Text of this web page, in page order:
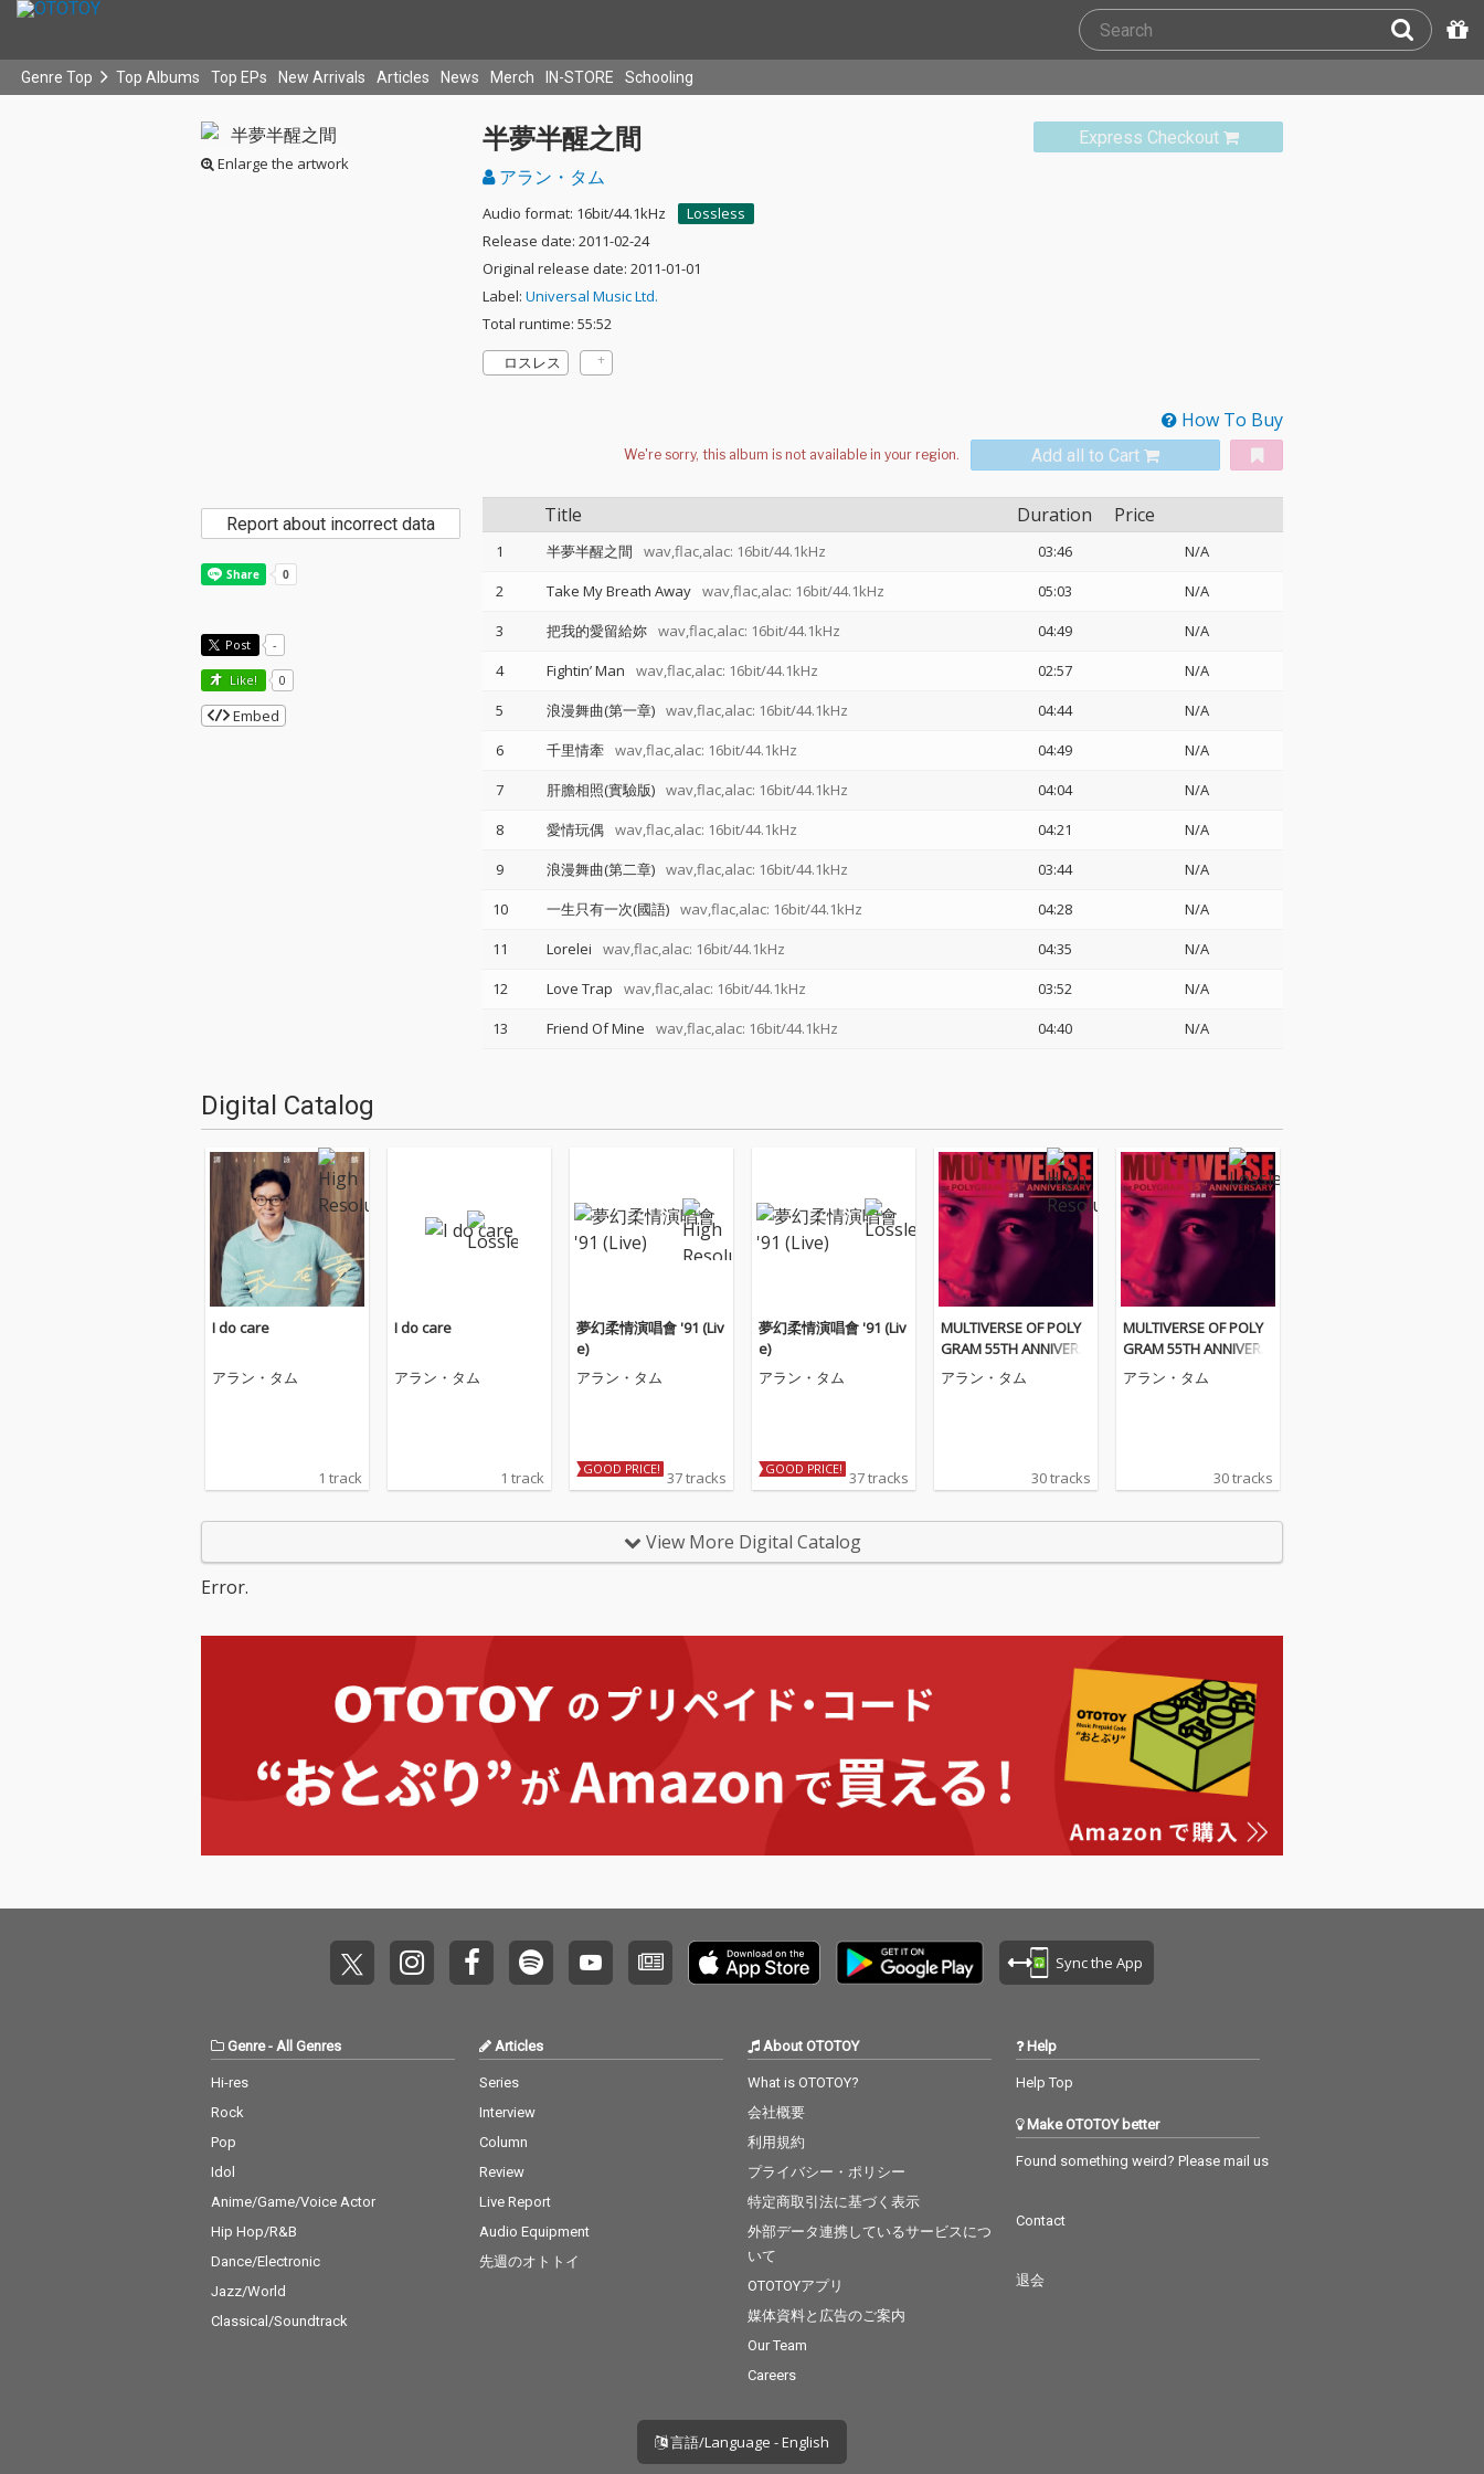
Genre Top Top Albums Top EPs New Arrivals Articles News Merch IN-STORE Schooling
Enlarge the artwork
Express Checkout
半夢半醒之間
アラン・タム
Audio format: 16bit/44.1kHz
Lossless
Release date: 2011-02-24
Original release date: 2011-01-01
Label: Universal Music Ltd.
Total runtime: 55:52
ロスレス
How To Buy
Add all to Cart
Title Duration Price
1 半夢半醒之間 wav,flac,alac: 16bit/44.1kHz 03:46
N/A
2
Take My Breath Away wav,flac,alac: 16bit/44.1kHz 05:03
N/A
3
把我的愛留給妳 wav,flac,alac: 16bit/44.1kHz 04:49
N/A
4
Fightin’ Man wav,flac,alac: 16bit/44.1kHz 02:57
N/A
5
浪漫舞曲(第一章) wav,flac,alac: 16bit/44.1kHz 04:44
N/A
6
千里情牽 wav,flac,alac: 16bit/44.1kHz 04:49
N/A
7
肝膽相照(實驗版) wav,flac,alac: 16bit/44.1kHz 04:04
N/A
8
愛情玩偶 wav,flac,alac: 16bit/44.1kHz 04:21
N/A
9
浪漫舞曲(第二章) wav,flac,alac: 16bit/44.1kHz 03:44
N/A
10
一生只有一次(國語) wav,flac,alac: 16bit/44.1kHz 04:28
N/A
11
Lorelei wav,flac,alac: 16bit/44.1kHz 04:35
N/A
12
Love Trap wav,flac,alac: 16bit/44.1kHz 03:52
N/A
13
Friend Of Mine wav,flac,alac: 16bit/44.1kHz 04:40 N/A
Report about incorrect data
Post -
Like! 0
Embed
Digital Catalog
I do care
アラン・タム
1 track
I do care
アラン・タム
1 track
夢幻柔情演唱會 '91 (Liv
e)
アラン・タム
GOOD PRICE! 37 tracks
夢幻柔情演唱會 '91 (Liv
e)
アラン・タム
GOOD PRICE! 37 tracks
MULTIVERSE OF POLY
GRAM 55TH ANNIVERS
ARY - Alan Tam
アラン・タム
30 tracks
MULTIVERSE OF POLY
GRAM 55TH ANNIVERS
ARY - Alan Tam
アラン・タム
30 tracks
View More Digital Catalog
Error.
Sync the App
Genre- All Genres
Hi-res
Rock
Pop
Idol
Anime/Game/Voice Actor
Hip Hop/R&B
Dance/Electronic
Jazz/World
Classical/Soundtrack
Articles
Series
Interview
Column
Review
Live Report
Audio Equipment
先週のオトトイ
About OTOTOY
What is OTOTOY?
会社概要
利用規約
プライバシー・ポリシー
特定商取引法に基づく表示
外部データ連携しているサービスにつ
いて
OTOTOYアプリ
媒体資料と広告のご案内
Our Team
Careers
Help
Help Top
Make OTOTOY better
Found something weird? Please mail us
Contact
退会
言語/Language - English